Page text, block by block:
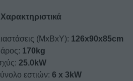
(ΜxΒxΥ): 126x90x85cm
170kg
25.0kW
εστιών: 6 x 3kW